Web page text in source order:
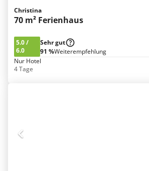
Christina
70 m² Ferienhaus
5.0/
6.0
Sehr gut
91 %Weiterempfehlung
Nur Hotel
4 Tage